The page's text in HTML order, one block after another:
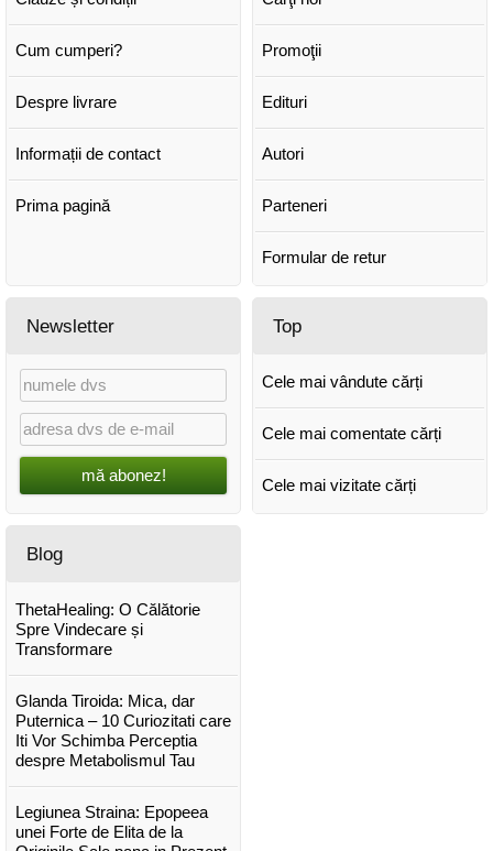
Cum cumperi?
Despre livrare
Informații de contact
Prima pagină
Promoţii
Edituri
Autori
Parteneri
Formular de retur
Newsletter
mă abonez!
Top
Cele mai vândute cărți
Cele mai comentate cărți
Cele mai vizitate cărți
Blog
ThetaHealing: O Călătorie
Spre Vindecare și
Transformare
Glanda Tiroida: Mica, dar
Puternica – 10 Curiozitati care
Iti Vor Schimba Perceptia
despre Metabolismul Tau
Legiunea Straina: Epopeea
unei Forte de Elita de la